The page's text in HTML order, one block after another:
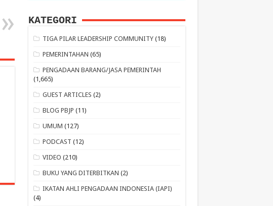
KATEGORI
TIGA PILAR LEADERSHIP COMMUNITY (18)
PEMERINTAHAN (65)
PENGADAAN BARANG/JASA PEMERINTAH
(1,665)
GUEST ARTICLES (2)
BLOG PBJP (11)
UMUM (127)
PODCAST (12)
VIDEO (210)
BUKU YANG DITERBITKAN (2)
IKATAN AHLI PENGADAAN INDONESIA (IAPI)
(4)